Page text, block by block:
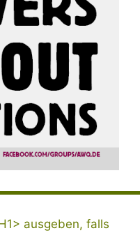
ausgeben, falls